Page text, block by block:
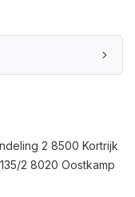
2 8500 Kortrijk
2 8020 Oostkamp